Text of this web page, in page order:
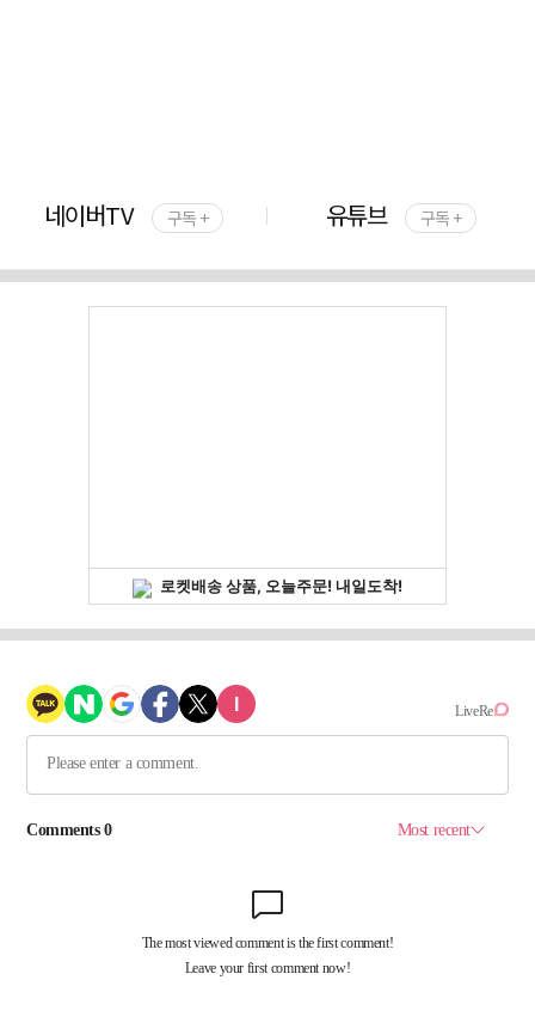
네이버TV 구독 + 유튜브 구독 +